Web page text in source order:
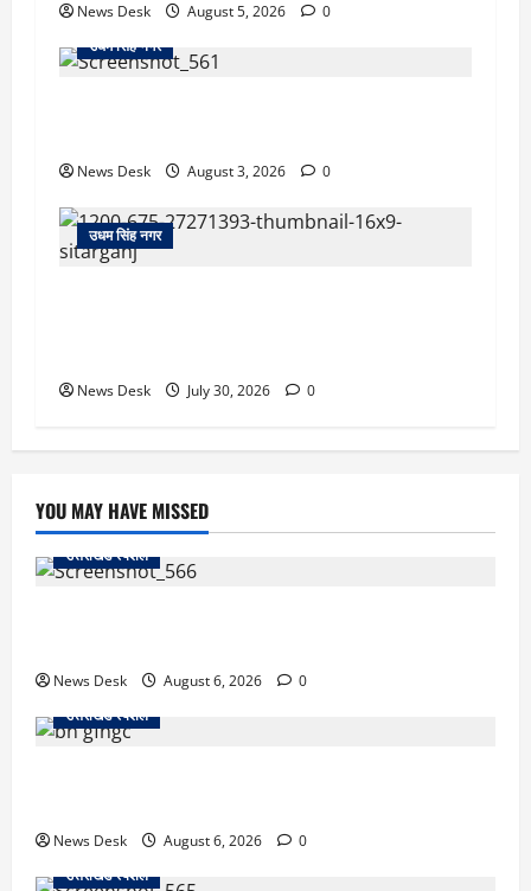
News Desk August 5, 2026
0
उधम सिंह नगर
News Desk August 3, 2026 0
उधम सिंह नगर
News Desk July 30, 2026 0
YOU MAY HAVE MISSED
उत्तराखंड स्पेशल
News Desk August 6, 2026
0
उत्तराखंड स्पेशल
News Desk August 6, 2026
0
उत्तराखंड स्पेशल